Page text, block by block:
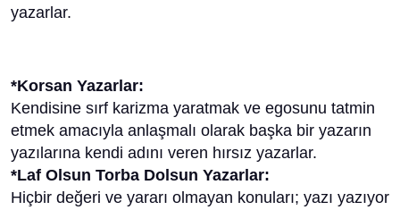
yazarlar.
*Korsan Yazarlar:
Kendisine sırf karizma yaratmak ve egosunu tatmin
etmek amacıyla anlaşmalı olarak başka bir yazarın
yazılarına kendi adını veren hırsız yazarlar.
*Laf Olsun Torba Dolsun Yazarlar:
Hiçbir değeri ve yararı olmayan konuları; yazı yazıyor